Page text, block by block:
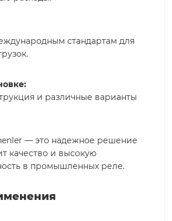
стандартам для
и различные варианты
— это надежное решение
качество и высокую
в промышленных реле.